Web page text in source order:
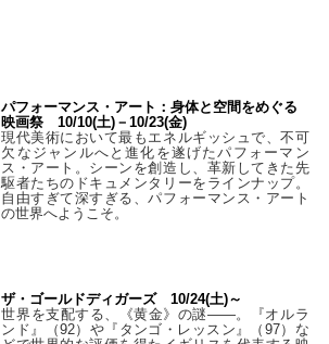
パフォーマンス・アート：身体と空間をめぐる
映画祭 10/10(土)－10/23(金)
現代美術において最もエネルギッシュで、不可
欠なジャンルへと進化を遂げたパフォーマン
ス・アート。シーンを創造し、革新してきた先
駆者たちのドキュメンタリーをラインナップ。
自由すぎて深すぎる、パフォーマンス・アート
の世界へようこそ。
ザ・ゴールドディガーズ 10/24(土)～
世界を支配する、《黄金》の謎――。『オルラ
ンド』（92）や『タンゴ・レッスン』（97）な